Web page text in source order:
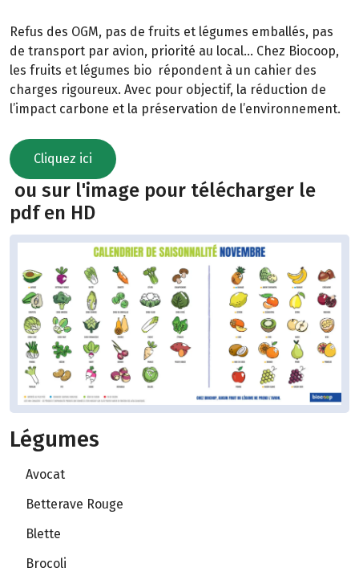
Refus des OGM, pas de fruits et légumes emballés, pas
de transport par avion, priorité au local… Chez Biocoop,
les fruits et légumes bio répondent à un cahier des
charges rigoureux. Avec pour objectif, la réduction de
l’impact carbone et la préservation de l’environnement.
Cliquez ici
ou sur l'image pour télécharger le
pdf en HD
Légumes
Avocat
Betterave Rouge
Blette
Brocoli